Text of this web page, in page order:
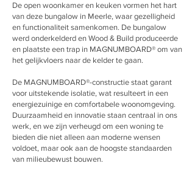
De open woonkamer en keuken vormen het hart
van deze bungalow in Meerle, waar gezelligheid
en functionaliteit samenkomen. De bungalow
werd onderkelderd en Wood & Build produceerde
en plaatste een trap in MAGNUMBOARD® om van
het gelijkvloers naar de kelder te gaan.
De MAGNUMBOARD®-constructie staat garant
voor uitstekende isolatie, wat resulteert in een
energiezuinige en comfortabele woonomgeving.
Duurzaamheid en innovatie staan centraal in ons
werk, en we zijn verheugd om een woning te
bieden die niet alleen aan moderne wensen
voldoet, maar ook aan de hoogste standaarden
van milieubewust bouwen.